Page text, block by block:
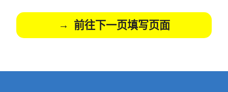
前往下一页填写页面